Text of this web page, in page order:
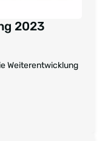
2023
Weiterentwicklung